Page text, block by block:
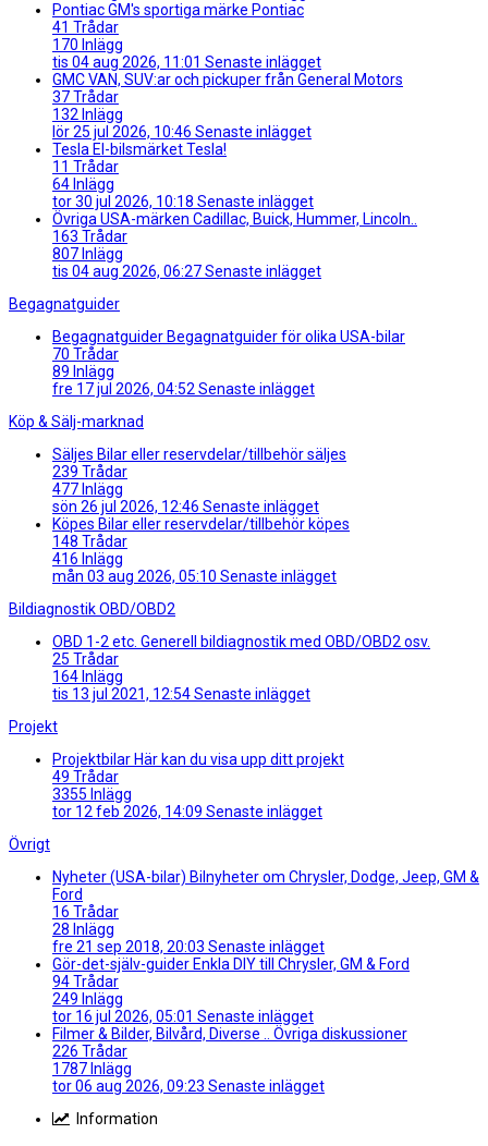
PontiacGM's sportiga märke Pontiac
41 Trådar
170 Inlägg
tis 04 aug 2026, 11:01 Senaste inlägget
GMCVAN, SUV:ar och pickuper från General Motors
37Trådar
132 Inlägg
lör 25 jul 2026, 10:46 Senaste inlägget
Tesla El-bilsmärket Tesla!
11 Trådar
64Inlägg
tor 30 jul 2026, 10:18 Senaste inlägget
Övriga USA-märken Cadillac, Buick, Hummer, Lincoln..
163 Trådar
807Inlägg
tis 04 aug 2026, 06:27Senaste inlägget
Begagnatguider
BegagnatguiderBegagnatguider för olika USA-bilar
70 Trådar
89 Inlägg
fre 17 jul 2026, 04:52 Senaste inlägget
Köp & Sälj-marknad
Säljes Bilar eller reservdelar/tillbehör säljes
239 Trådar
477Inlägg
sön 26 jul 2026, 12:46 Senaste inlägget
Köpes Bilar eller reservdelar/tillbehör köpes
148 Trådar
416 Inlägg
mån 03 aug 2026, 05:10 Senaste inlägget
Bildiagnostik OBD/OBD2
OBD 1-2 etc. Generell bildiagnostik med OBD/OBD2 osv.
25 Trådar
164Inlägg
tis 13 jul 2021, 12:54Senaste inlägget
Projekt
ProjektbilarHär kan du visa upp ditt projekt
49 Trådar
3355 Inlägg
tor 12 feb 2026, 14:09 Senaste inlägget
Övrigt
Nyheter (USA-bilar) Bilnyheter om Chrysler, Dodge, Jeep, GM &
Ford
16 Trådar
28 Inlägg
fre 21 sep 2018, 20:03 Senaste inlägget
Gör-det-själv-guiderEnkla DIY till Chrysler, GM & Ford
94Trådar
249 Inlägg
tor 16 jul 2026, 05:01 Senaste inlägget
Filmer & Bilder, Bilvård, Diverse .. Övriga diskussioner
226 Trådar
1787Inlägg
tor 06 aug 2026, 09:23 Senaste inlägget
Information